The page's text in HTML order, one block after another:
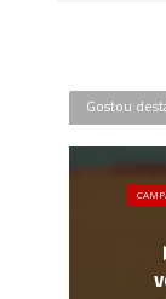
Gostou